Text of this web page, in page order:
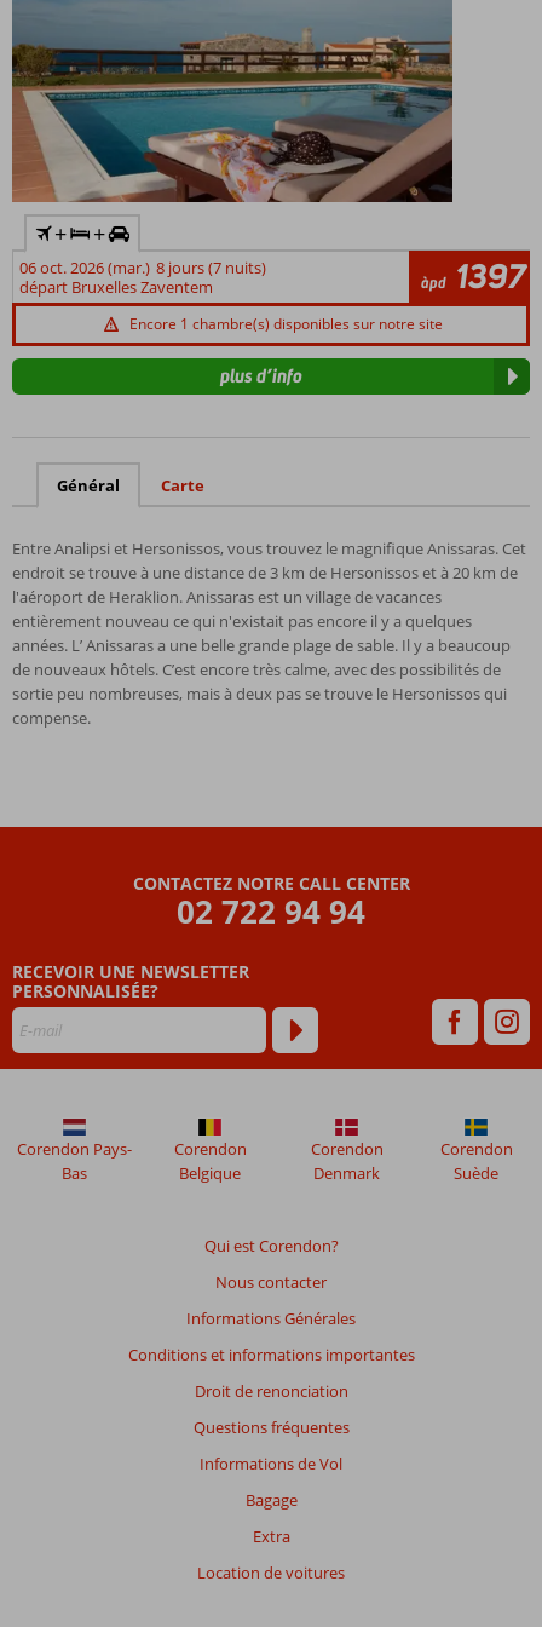
+ +
06 oct. 2026 (mar.) 8 jours (7 nuits)
départ Bruxelles Zaventem
àpd 1397
Encore 1 chambre(s) disponibles sur notre site
plus d’info
Général Carte
Entre Analipsi et Hersonissos, vous trouvez le magnifique Anissaras. Cet
endroit se trouve à une distance de 3 km de Hersonissos et à 20 km de
l'aéroport de Heraklion. Anissaras est un village de vacances
entièrement nouveau ce qui n'existait pas encore il y a quelques
années. L’ Anissaras a une belle grande plage de sable. Il y a beaucoup
de nouveaux hôtels. C’est encore très calme, avec des possibilités de
sortie peu nombreuses, mais à deux pas se trouve le Hersonissos qui
compense.
CONTACTEZ NOTRE CALL CENTER
02 722 94 94
RECEVOIR UNE NEWSLETTER
PERSONNALISÉE?
Qui est Corendon?
Nous contacter
Informations Générales
Conditions et informations importantes
Droit de renonciation
Questions fréquentes
Informations de Vol
Bagage
Extra
Location de voitures
Corendon Pays-
Bas
Corendon
Belgique
Corendon
Denmark
Corendon
Suède